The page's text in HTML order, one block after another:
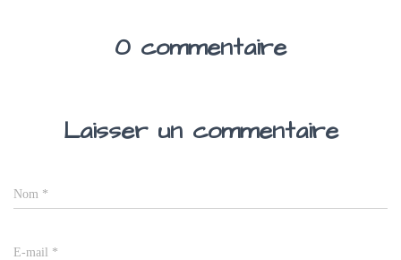
0 commentaire
Laisser un commentaire
Nom *
E-mail *